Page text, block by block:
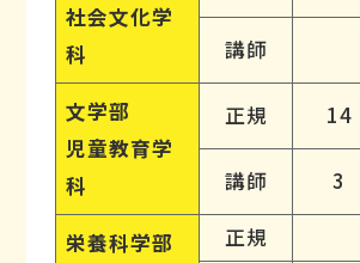
社会文化学
科
講師
文学部
児童教育学
科
正規 14
講師 3
栄養科学部
正規